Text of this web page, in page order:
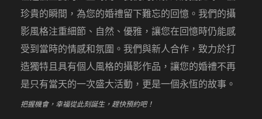
珍貴的瞬間，為您的婚禮留下難忘的回憶。我們的攝
影風格注重細節、自然、優雅，讓您在回憶時仍能感
受到當時的情感和氛圍。我們與新人合作，致力於打
造獨特且具有個人風格的攝影作品，讓您的婚禮不再
是只有當天的一次盛大活動，更是一個永恆的故事。
把握機會，幸福從此刻誕生，趕快預約吧！